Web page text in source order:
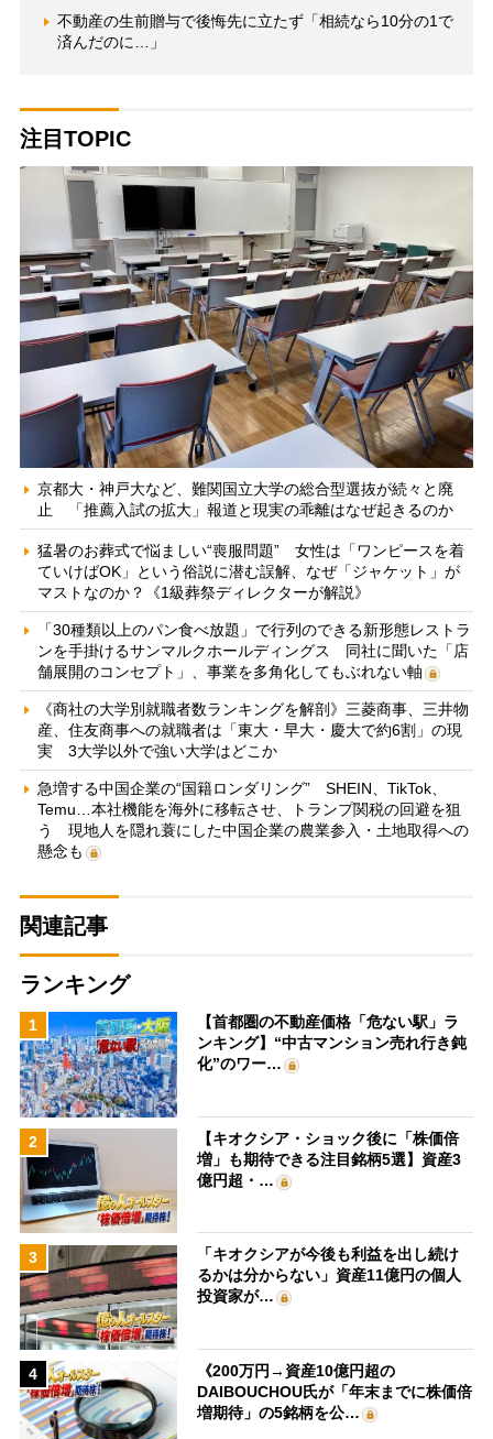
不動産の生前贈与で後悔先に立たず「相続なら10分の1で
済んだのに…」
注目TOPIC
京都大・神戸大など、難関国立大学の総合型選抜が続々と廃
止 「推薦入試の拡大」報道と現実の乖離はなぜ起きるのか
猛暑のお葬式で悩ましい“喪服問題” 女性は「ワンピースを着
ていけばOK」という俗説に潜む誤解、なぜ「ジャケット」が
マストなのか？《1級葬祭ディレクターが解説》
「30種類以上のパン食べ放題」で行列のできる新形態レストラ
ンを手掛けるサンマルクホールディングス 同社に聞いた「店
舗展開のコンセプト」、事業を多角化してもぶれない軸
《商社の大学別就職者数ランキングを解剖》三菱商事、三井物
産、住友商事への就職者は「東大・早大・慶大で約6割」の現
実 3大学以外で強い大学はどこか
急増する中国企業の“国籍ロンダリング” SHEIN、TikTok、
Temu…本社機能を海外に移転させ、トランプ関税の回避を狙
う 現地人を隠れ蓑にした中国企業の農業参入・土地取得への
懸念も
関連記事
ランキング
1
【首都圏の不動産価格「危ない駅」ラ
ンキング】“中古マンション売れ行き鈍
化”のワー…
2
【キオクシア・ショック後に「株価倍
増」も期待できる注目銘柄5選】資産3
億円超・…
3
「キオクシアが今後も利益を出し続け
るかは分からない」資産11億円の個人
投資家が…
4
《200万円→資産10億円超の
DAIBOUCHOU氏が「年末までに株価倍
増期待」の5銘柄を公…